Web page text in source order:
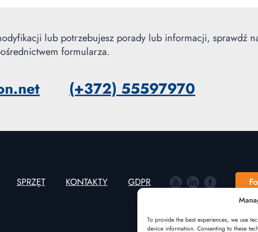
To provide the best experiences, we use
device information. Consenting to these
lub potrzebujesz porady lub informacji, sprawdź
formularza.
(+372) 55597970
SPRZĘT KONTAKTY GDPR